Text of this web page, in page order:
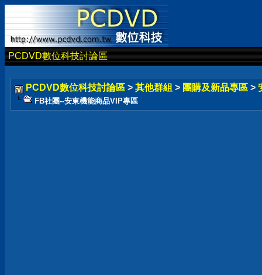
PCDVD數位科技討論區
PCDVD數位科技討論區 > 其他群組 > 團購及新品專區 >
FB社團--安東機能商品VIP專區